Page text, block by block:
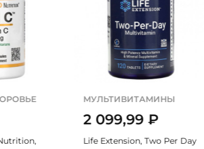
МУЛЬТИВИТАМИНЫ
2 099,99₽
Life Extension, Two Per Day